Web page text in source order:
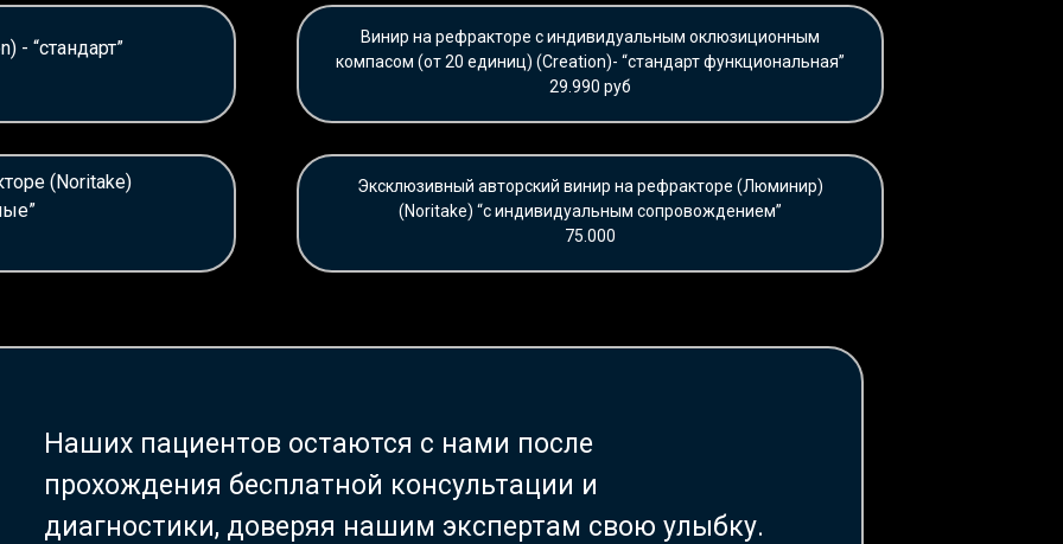
Винир на рефракторе с индивидуальным оклюзиционным
компасом (от 20 единиц) (Creation)- “стандарт функциональная”
29.990 руб
- “стандарт”
Эксклюзивный авторский винир на рефракторе (Люминир)
(Noritake) “c индивидуальным сопровождением”
75.000
(Noritake)
Наших пациентов остаются с нами после
прохождения бесплатной консультации и
диагностики, доверяя нашим экспертам свою улыбку.